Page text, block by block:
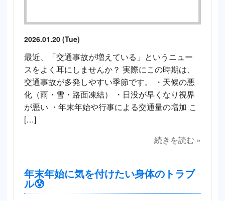
2026.01.20 (Tue)
最近、「交通事故が増えている」というニュー
スをよく耳にしませんか？ 実際にこの時期は、
交通事故が多発しやすい季節です。 ・天候の悪
化（雨・雪・路面凍結） ・日没が早くなり視界
が悪い ・年末年始や行事による交通量の増加 こ
[…]
続きを読む »
年末年始に気を付けたい身体のトラブ
ル😰